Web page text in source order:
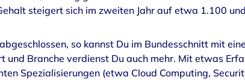
steigert sich im zweiten Jahr auf etwa 1.100
so kannst Du im Bundesschnitt mit
und Branche verdienst Du auch mehr. Mit etwas
Spezialisierungen (etwa Cloud Computing,